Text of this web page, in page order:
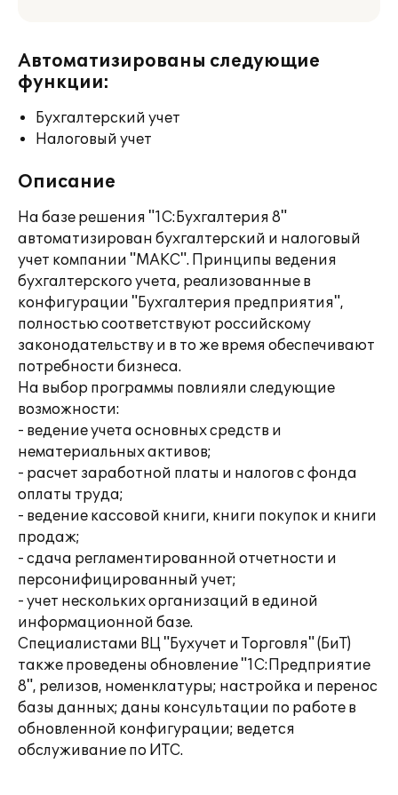
Автоматизированы следующие
функции:
Бухгалтерский учет
Налоговый учет
Описание
На базе решения "1С:Бухгалтерия 8"
автоматизирован бухгалтерский и налоговый
учет компании "МАКС". Принципы ведения
бухгалтерского учета, реализованные в
конфигурации "Бухгалтерия предприятия",
полностью соответствуют российскому
законодательству и в то же время обеспечивают
потребности бизнеса.
На выбор программы повлияли следующие
возможности:
- ведение учета основных средств и
нематериальных активов;
- расчет заработной платы и налогов с фонда
оплаты труда;
- ведение кассовой книги, книги покупок и книги
продаж;
- сдача регламентированной отчетности и
персонифицированный учет;
- учет нескольких организаций в единой
информационной базе.
Специалистами ВЦ "Бухучет и Торговля" (БиТ)
также проведены обновление "1С:Предприятие
8", релизов, номенклатуры; настройка и перенос
базы данных; даны консультации по работе в
обновленной конфигурации; ведется
обслуживание по ИТС.